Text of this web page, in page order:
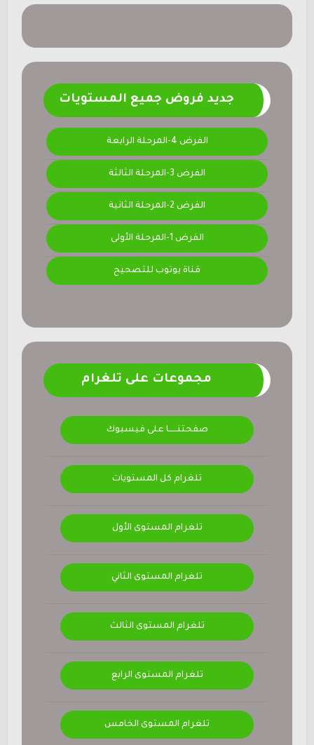
جديد فروض جميع المستويات
الفرض 4-المرحلة الرابعة
الفرض 3-المرحلة الثالثة
الفرض 2-المرحلة الثانية
الفرض 1-المرحلة الأولى
قناة يوتوب للتصحيح
مجموعات على تلغرام
صفحتنــــــا على فيسبوك
تلغرام كل المستويات
تلغرام المستوى الأول
تلغرام المستوى الثاني
تلغرام المستوى الثالث
تلغرام المستوى الرابع
تلغرام المستوى الخامس